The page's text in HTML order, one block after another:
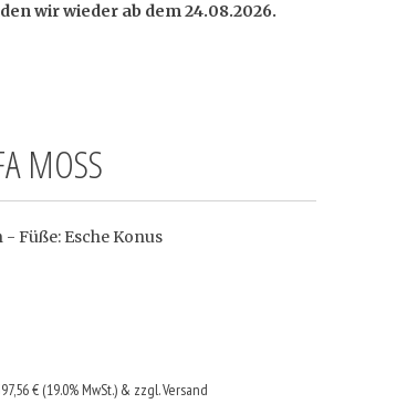
wir wieder ab dem 24.08.2026.
MOSS
Füße: Esche Konus
€ (19.0% MwSt.) & zzgl. Versand